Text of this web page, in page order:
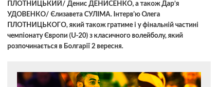
ПЛОТНИЦЬКИЙ/ Денис ДЕНИСЕНКО, а також Дар’я
УДОВЕНКО/ Єлизавета СУЛІМА. Iнтерв'ю Олега
ПЛОТНИЦЬКОГО, який також гратиме і у фінальній частині
чемпіонату Європи (U-20) з класичного волейболу, який
розпочинається в Болгарії 2 вересня.